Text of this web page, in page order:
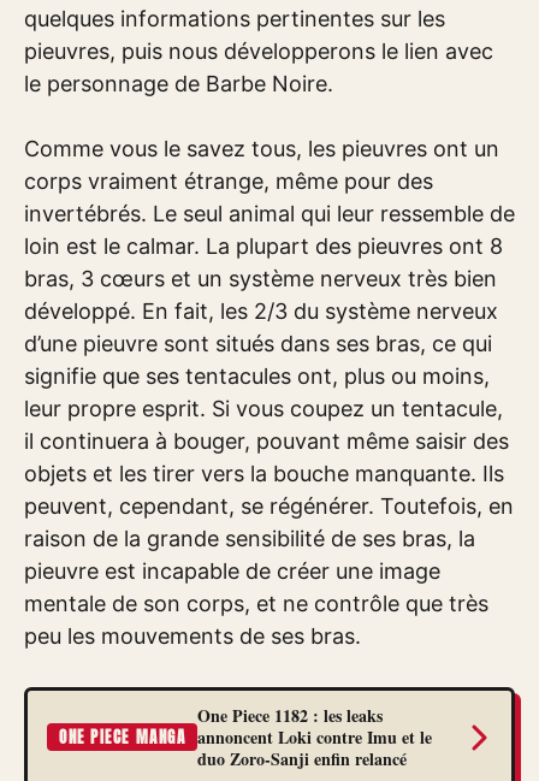
quelques informations pertinentes sur les
pieuvres, puis nous développerons le lien avec
le personnage de Barbe Noire.
Comme vous le savez tous, les pieuvres ont un
corps vraiment étrange, même pour des
invertébrés. Le seul animal qui leur ressemble de
loin est le calmar. La plupart des pieuvres ont 8
bras, 3 cœurs et un système nerveux très bien
développé. En fait, les 2/3 du système nerveux
d’une pieuvre sont situés dans ses bras, ce qui
signifie que ses tentacules ont, plus ou moins,
leur propre esprit. Si vous coupez un tentacule,
il continuera à bouger, pouvant même saisir des
objets et les tirer vers la bouche manquante. Ils
peuvent, cependant, se régénérer. Toutefois, en
raison de la grande sensibilité de ses bras, la
pieuvre est incapable de créer une image
mentale de son corps, et ne contrôle que très
peu les mouvements de ses bras.
ONE PIECE MANGA
One Piece 1182 : les leaks
annoncent Loki contre Imu et le
duo Zoro-Sanji enfin relancé